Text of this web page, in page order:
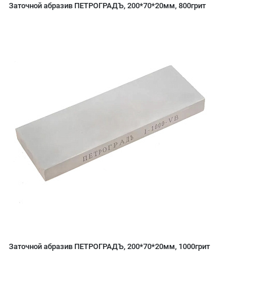
Заточной абразив ПЕТРОГРАДЪ, 200*70*20мм, 800грит
Заточной абразив ПЕТРОГРАДЪ, 200*70*20мм, 1000грит